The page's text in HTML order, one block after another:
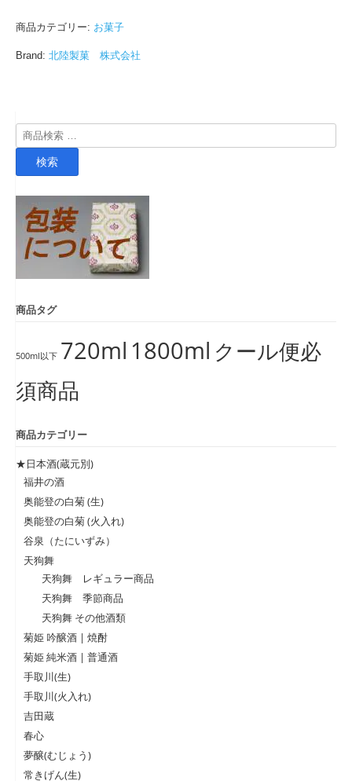
商品カテゴリー: お菓子
Brand: 北陸製菓 株式会社
検
索
検索
商品タグ
500ml以下 720ml 1800ml クール便必
須商品
商品カテゴリー
★日本酒(蔵元別)
福井の酒
奥能登の白菊 (生)
奥能登の白菊 (火入れ)
谷泉（たにいずみ）
天狗舞
天狗舞 レギュラー商品
天狗舞 季節商品
天狗舞 その他酒類
菊姫 吟醸酒 | 焼酎
菊姫 純米酒 | 普通酒
手取川(生)
手取川(火入れ)
吉田蔵
春心
夢醸(むじょう)
常きげん(生)